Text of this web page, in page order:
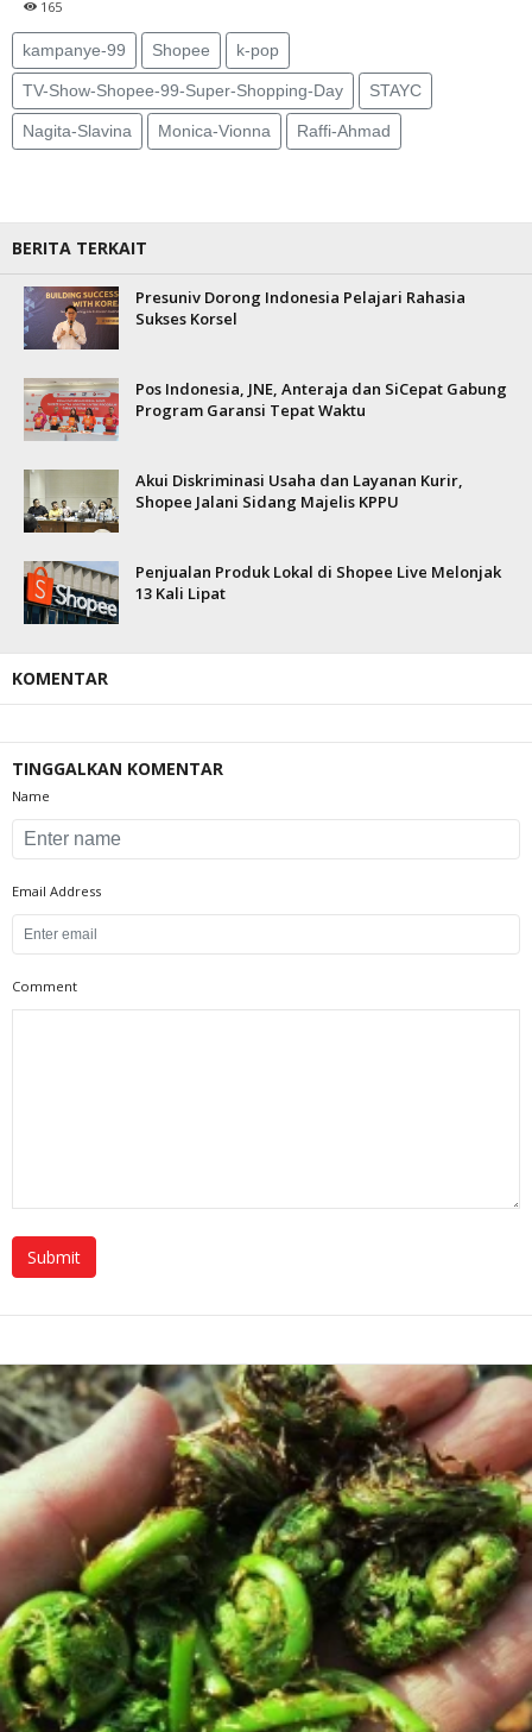
165
kampanye-99 Shopee k-pop
TV-Show-Shopee-99-Super-Shopping-Day STAYC
Nagita-Slavina Monica-Vionna Raffi-Ahmad
BERITA TERKAIT
Presuniv Dorong Indonesia Pelajari Rahasia
Sukses Korsel
Pos Indonesia, JNE, Anteraja dan SiCepat Gabung
Program Garansi Tepat Waktu
Akui Diskriminasi Usaha dan Layanan Kurir,
Shopee Jalani Sidang Majelis KPPU
Penjualan Produk Lokal di Shopee Live Melonjak
13 Kali Lipat
KOMENTAR
TINGGALKAN KOMENTAR
Name
Email Address
Comment